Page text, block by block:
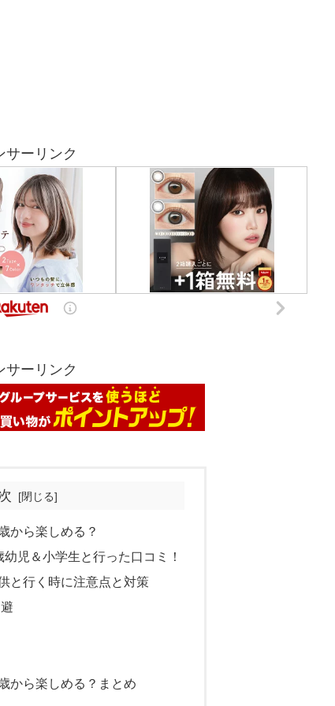
サーリンク
サーリンク
から楽しめる？
児＆小学生と行った口コミ！
と行く時に注意点と対策
から楽しめる？まとめ